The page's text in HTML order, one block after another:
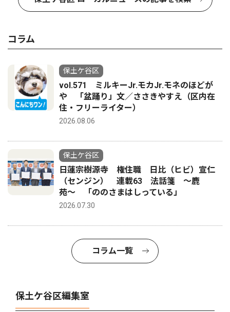
コラム
保土ケ谷区
vol.571 ミルキーJr.モカJr.モネのほどが
や 「盆踊り」文／ささきやすえ（区内在
住・フリーライター）
2026.08.06
保土ケ谷区
日蓮宗樹源寺 権住職 日比（ヒビ）宣仁
（センジン） 連載63 法話箋 〜鹿
苑〜 「ののさまはしっている」
2026.07.30
コラム一覧
保土ケ谷区編集室